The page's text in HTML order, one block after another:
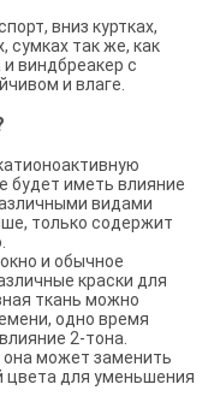
вниз куртках,
сумках так же, как
виндбреакер с
и влаге.
будет иметь влияние
видами
только содержит
и обычное
краски для
ткань можно
одно время
2-тона.
она может заменить
цвета для уменьшения